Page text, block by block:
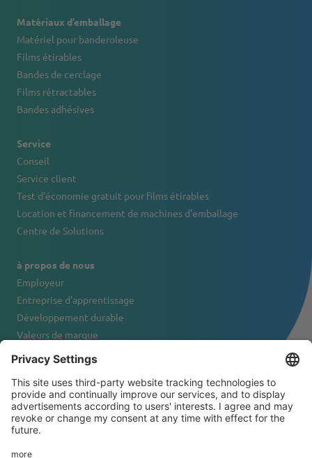
Matériaux d’emballage
Matériel pour banderoleuse
Films étirables
Bandes de cerclage
Films rétractables
Bandes adhésives
Service
Conseil
Service client
Test d’économie gratuit pour films étirables
Location et financement de machines d’emballage
Centre de Solutions
à propos de nous
Employeur
Entreprise d'apprentissage
Développement durable
Valeurs de marque
Portrait de l'entreprise
Contact
© 2026 Tanner & Co. AG